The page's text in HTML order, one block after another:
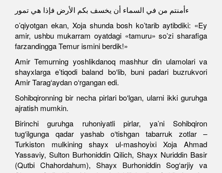
ءأمنتم من في السماء أن يخسف بكم الأرض فإذا هي تمور
o’qiyotgan ekan, Xoja shunda bosh ko’tarib aytibdiki: «Ey
amir, ushbu mukarram oyatdagi «tamuru» so’zi sharafiga
farzandingga Temur ismini berdik!»
Amir Temurning yoshlikdanoq mashhur din ulamolari va
shayxlarga e’tiqodi baland bo‘lib, buni padari buzrukvori
Amir Tarag‘aydan o‘rgangan edi.
Sohibqironning bir necha pirlari bo‘lgan, ularni ikki guruhga
ajratish mumkin.
Birinchi guruhga ruhoniyatli pirlar, ya’ni Sohibqiron
tug‘ilgunga qadar yashab o‘tishgan tabarruk zotlar –
Turkiston mulkining shayx ul-mashoyixi Xoja Ahmad
Yassaviy, Sulton Burhoniddin Qilich, Shayx Nuriddin Basir
(Qutbi Chahordahum), Shayx Burhoniddin Sog‘arjiy va